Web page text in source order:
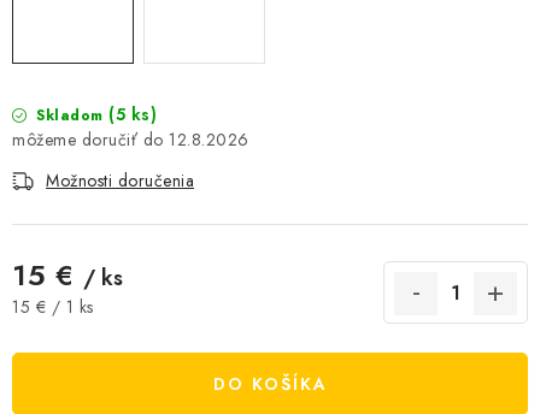
NOVINKY
ČOKOLÁDA
VÝŽIVOVÉ DOPLNKY
Kamenná predajňa
Napísali o nás
Obchodné podmienky
Ochrana osobných údajov
Skladom (5 ks)
12.8.2026
Možnosti doručenia
15 € / ks
Jednotková cena:
15 € / 1 ks
DO KOŠÍKA